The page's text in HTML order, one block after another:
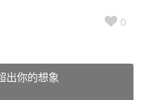
0
出你的想象